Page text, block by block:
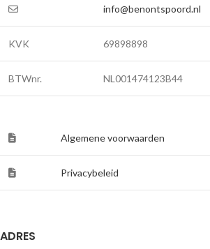
info@benontspoord.nl
KVK 69898898
BTWnr. NL001474123B44
Algemene voorwaarden
Privacybeleid
ADRES